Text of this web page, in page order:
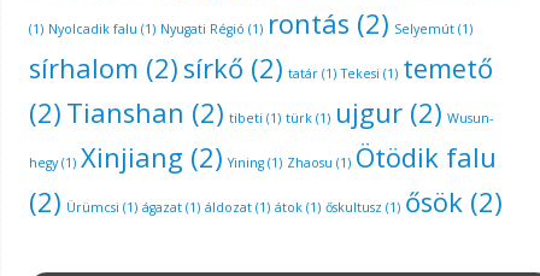
(1) Nyolcadik falu (1) Nyugati Régió (1) rontás (2) Selyemút(1)
sírhalom (2) sírkő (2) tatár(1) Tekesi (1) temető
(2) Tianshan (2) tibeti (1) türk(1) ujgur(2) Wusun-
hegy(1) Xinjiang (2) Yining(1) Zhaosu (1) Ötödik falu
(2) Ürümcsi (1) ágazat(1) áldozat(1) átok(1) őskultusz (1) ősök(2)